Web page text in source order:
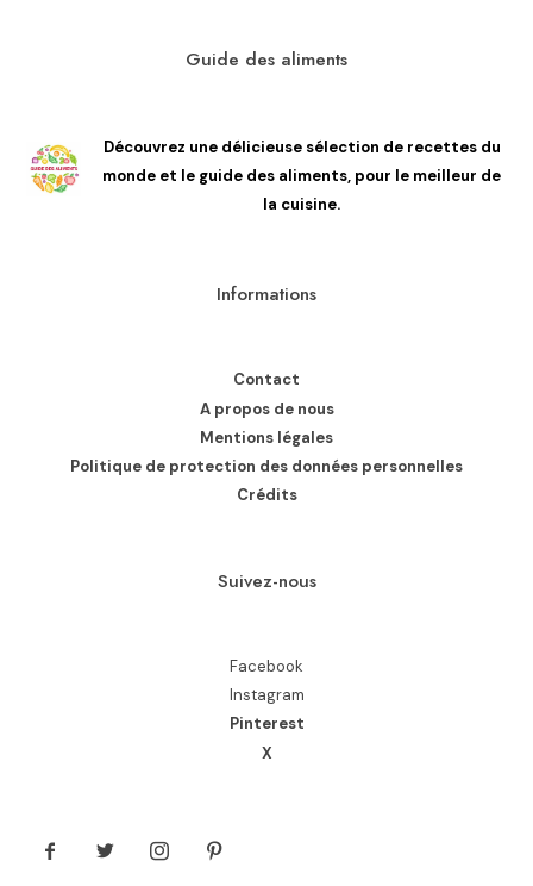
Guide des aliments
Découvrez une délicieuse sélection de recettes du
monde et le guide des aliments, pour le meilleur de
la cuisine.
Informations
Contact
A propos de nous
Mentions légales
Politique de protection des données personnelles
Crédits
Suivez-nous
Facebook
Instagram
Pinterest
X